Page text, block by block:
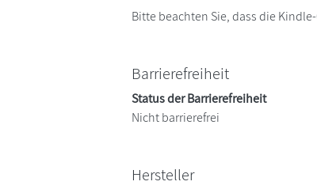
Bitte beachten Sie, dass die
Barrierefreiheit
Status der Barrierefreiheit
Nicht barrierefrei
Hersteller